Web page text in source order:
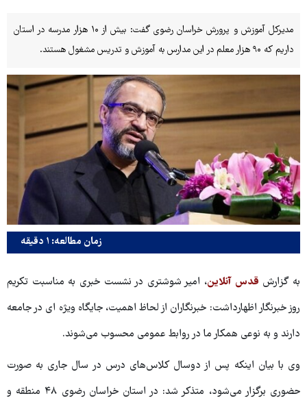
مدیرکل آموزش و پرورش خراسان رضوی گفت: بیش از ۱۰ هزار مدرسه در استان
داریم که ۹۰ هزار معلم در این مدارس به آموزش و تدریس مشغول هستند.
زمان مطالعه: ۱ دقیقه
به گزارش قدس آنلاین، امیر شوشتری در نشست خبری به مناسبت تکریم
روز خبرنگار اظهارداشت: خبرنگاران از لحاظ اهمیت، جایگاه ویژه ای در جامعه
دارند و به نوعی همکار ما در روابط عمومی محسوب می‌شوند.
وی با بیان اینکه پس از دوسال کلاس‌های درس در سال جاری به صورت
حضوری برگزار می‌شود، متذکر شد: در استان خراسان رضوی ۴۸ منطقه و